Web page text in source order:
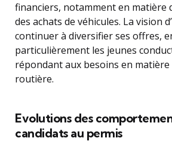
financiers, notamment en matière
des achats de véhicules. La vision
continuer à diversifier ses offres,
particulièrement les jeunes
répondant aux besoins en matière
routière.
Evolutions des
candidats au permis